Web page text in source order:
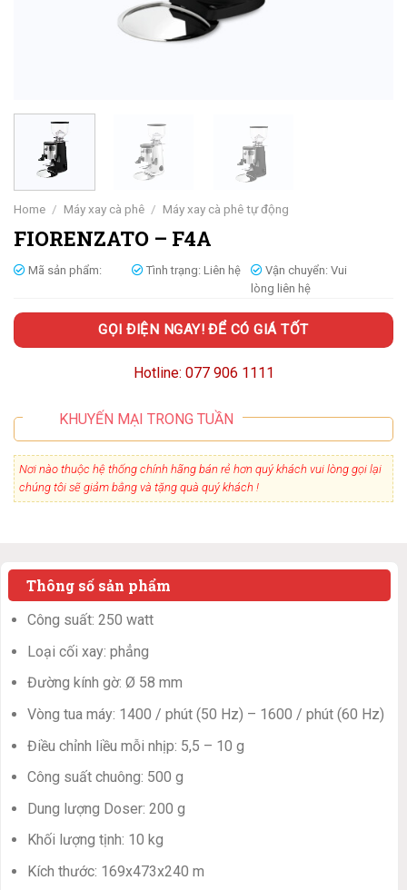
Home / Máy xay cà phê / Máy xay cà phê tự động
FIORENZATO – F4A
Mã sản phẩm: Tình trạng: Liên hệ Vận chuyển: Vui
lòng liên hệ
GỌI ĐIỆN NGAY! ĐỂ CÓ GIÁ TỐT
Hotline: 077 906 1111
KHUYẾN MẠI TRONG TUẦN
Nơi nào thuộc hệ thống chính hãng bán rẻ hơn quý khách vui lòng gọi lại
chúng tôi sẽ giảm bằng và tặng quà quý khách !
Thông số sản phẩm
Công suất: 250 watt
Loại cối xay: phẳng
Đường kính gờ: Ø 58 mm
Vòng tua máy: 1400 / phút (50 Hz) – 1600 / phút (60 Hz)
Điều chỉnh liều mỗi nhịp: 5,5 – 10 g
Công suất chuông: 500 g
Dung lượng Doser: 200 g
Khối lượng tịnh: 10 kg
Kích thước: 169x473x240 m